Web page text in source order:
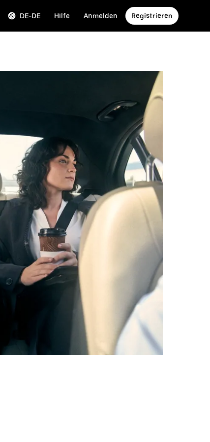
DE-DE Hilfe Anmelden Registrieren